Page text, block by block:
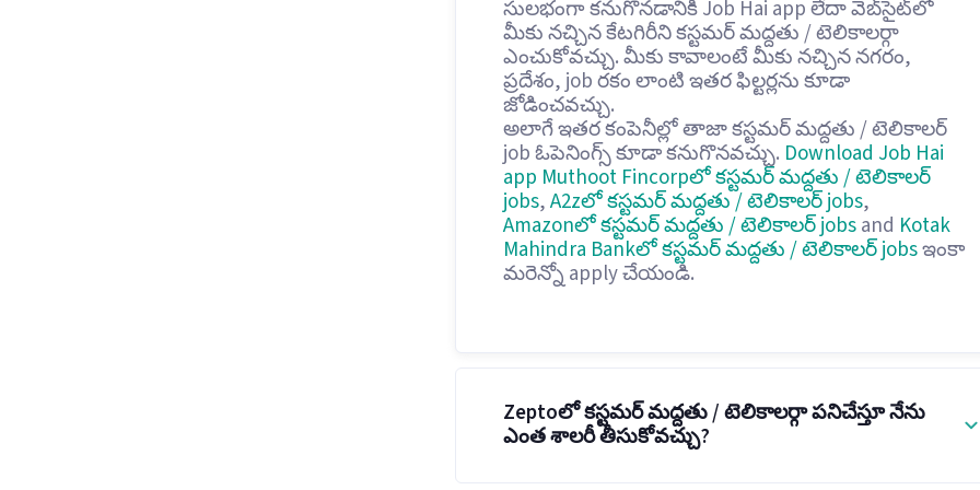
సులభంగా కనుగొనడానికి Job Hai app లేదా వెబ్‌సైట్‌లో
మీకు నచ్చిన కేటగిరీని కస్టమర్ మద్దతు / టెలికాలర్గా
ఎంచుకోవచ్చు. మీకు కావాలంటే మీకు నచ్చిన నగరం,
ప్రదేశం, job రకం లాంటి ఇతర ఫిల్టర్లను కూడా
జోడించవచ్చు.
అలాగే ఇతర కంపెనీల్లో తాజా కస్టమర్ మద్దతు / టెలికాలర్
job ఓపెనింగ్స్ కూడా కనుగొనవచ్చు. Download Job Hai
app Muthoot Fincorpలో కస్టమర్ మద్దతు / టెలికాలర్
jobs,A2zలో కస్టమర్ మద్దతు / టెలికాలర్ jobs,
Amazonలో కస్టమర్ మద్దతు / టెలికాలర్ jobsand Kotak
Mahindra Bankలో కస్టమర్ మద్దతు / టెలికాలర్ jobsఇంకా
మరెన్నో apply చేయండి.
Zeptoలో కస్టమర్ మద్దతు / టెలికాలర్గా పనిచేస్తూ నేను
ఎంత శాలరీ తీసుకోవచ్చు?